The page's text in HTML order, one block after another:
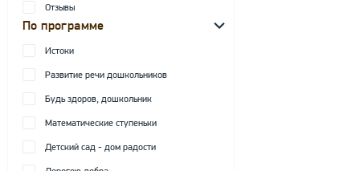
Отзывы
По программе
Истоки
Развитие речи дошкольников
Будь здоров, дошкольник
Математические ступеньки
Детский сад - дом радости